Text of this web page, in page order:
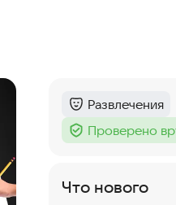
Категория :
Развлечения
Тег :
Проверено
Что нового